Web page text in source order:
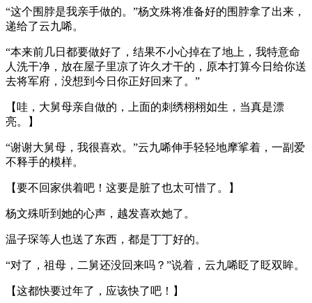
“这个围脖是我亲手做的。”杨文殊将准备好的围脖拿了出来，
递给了云九唏。
“本来前几日都要做好了，结果不小心掉在了地上，我特意命
人洗干净，放在屋子里凉了许久才干的，原本打算今日给你送
去将军府，没想到今日你正好回来了。”
【哇，大舅母亲自做的，上面的刺绣栩栩如生，当真是漂
亮。】
“谢谢大舅母，我很喜欢。”云九唏伸手轻轻地摩挲着，一副爱
不释手的模样。
【要不回家供着吧！这要是脏了也太可惜了。】
杨文殊听到她的心声，越发喜欢她了。
温子琛等人也送了东西，都是丁丁好的。
“对了，祖母，二舅还没回来吗？”说着，云九唏眨了眨双眸。
【这都快要过年了，应该快了吧！】